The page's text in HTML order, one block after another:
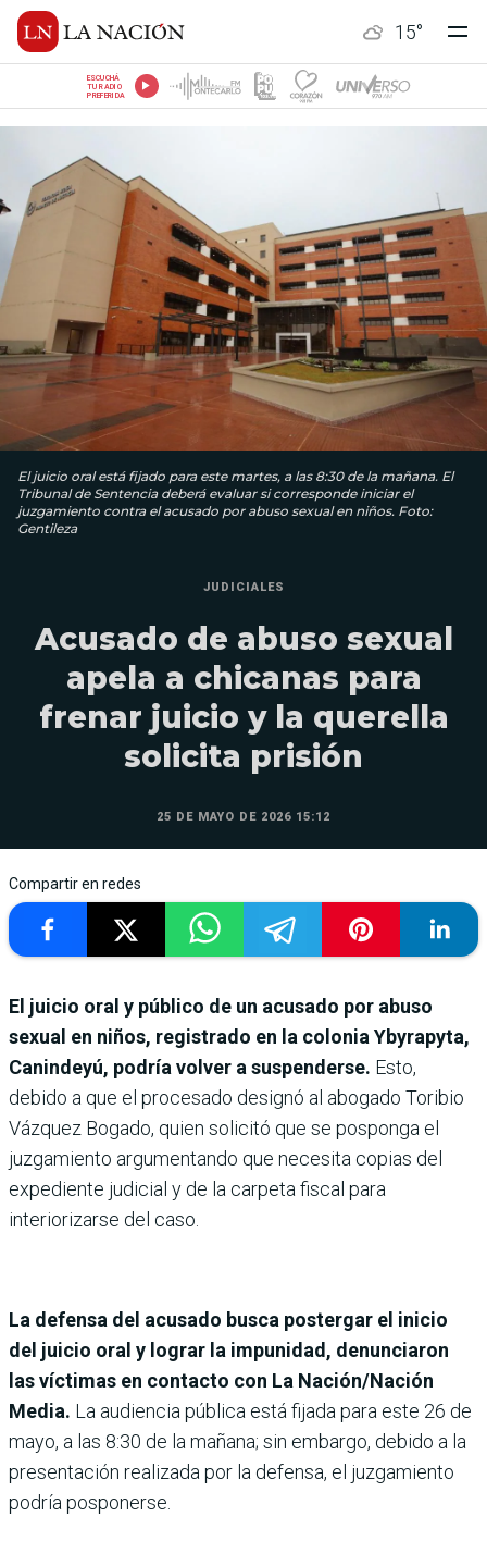
15°
ESCUCHÁ
TU RADIO
PREFERIDA
El juicio oral está fijado para este martes, a las 8:30 de la mañana. El
Tribunal de Sentencia deberá evaluar si corresponde iniciar el
juzgamiento contra el acusado por abuso sexual en niños. Foto:
Gentileza
JUDICIALES
Acusado de abuso sexual
apela a chicanas para
frenar juicio y la querella
solicita prisión
25 DE MAYO DE 2026 15:12
Compartir en redes
El juicio oral y público de un acusado por abuso
sexual en niños, registrado en la colonia Ybyrapyta,
Canindeyú, podría volver a suspenderse. Esto,
debido a que el procesado designó al abogado Toribio
Vázquez Bogado, quien solicitó que se posponga el
juzgamiento argumentando que necesita copias del
expediente judicial y de la carpeta fiscal para
interiorizarse del caso.
La defensa del acusado busca postergar el inicio
del juicio oral y lograr la impunidad, denunciaron
las víctimas en contacto con La Nación/Nación
Media. La audiencia pública está fijada para este 26 de
mayo, a las 8:30 de la mañana; sin embargo, debido a la
presentación realizada por la defensa, el juzgamiento
podría posponerse.